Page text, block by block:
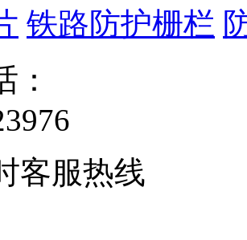
铁路防护栅栏
：
客服热线